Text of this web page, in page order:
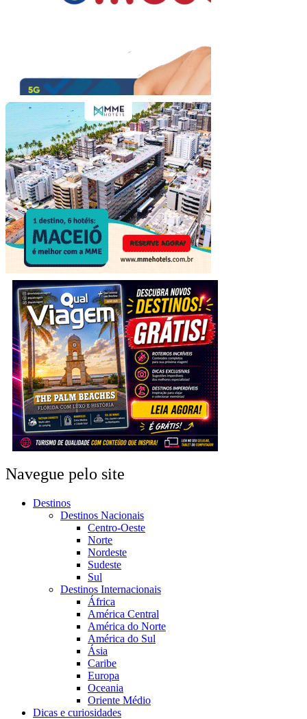
Navegue pelo site
Destinos
Destinos Nacionais
Centro-Oeste
Norte
Nordeste
Sudeste
Sul
Destinos Internacionais
África
América Central
América do Norte
América do Sul
Ásia
Caribe
Europa
Oceania
Oriente Médio
Dicas e curiosidades